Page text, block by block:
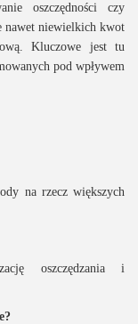
oszczędności czy
nawet niewielkich kwot
Kluczowe jest tu
pod wpływem
na rzecz większych
oszczędzania i